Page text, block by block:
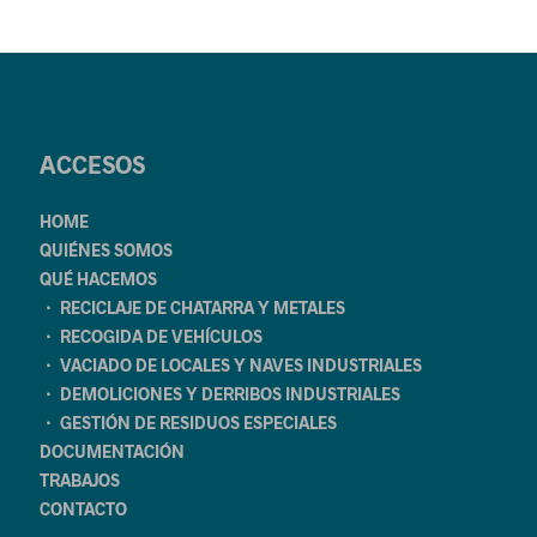
ACCESOS
HOME
QUIÉNES SOMOS
QUÉ HACEMOS
・ RECICLAJE DE CHATARRA Y METALES
・ RECOGIDA DE VEHÍCULOS
・ VACIADO DE LOCALES Y NAVES INDUSTRIALES
・ DEMOLICIONES Y DERRIBOS INDUSTRIALES
・ GESTIÓN DE RESIDUOS ESPECIALES
DOCUMENTACIÓN
TRABAJOS
CONTACTO